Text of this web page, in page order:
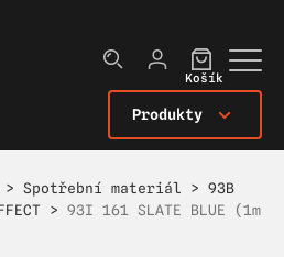
Produkty
Košík
>Spotřební materiál >93B
>93I 161 SLATE BLUE (1m